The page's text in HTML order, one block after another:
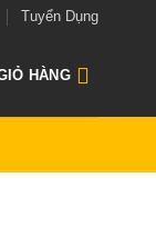
Tuyển Dụng
HÀNG